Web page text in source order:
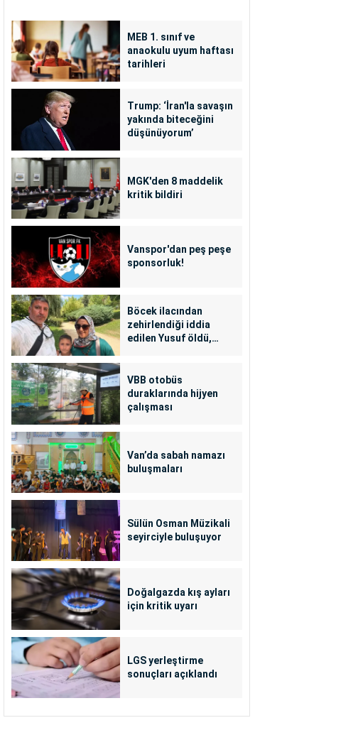
MEB 1. sınıf ve
anaokulu uyum haftası
tarihleri
Trump: ‘İran'la savaşın
yakında biteceğini
düşünüyorum’
MGK'den 8 maddelik
kritik bildiri
Vanspor'dan peş peşe
sponsorluk!
Böcek ilacından
zehirlendiği iddia
edilen Yusuf öldü,
VBB otobüs
duraklarında hijyen
çalışması
Van’da sabah namazı
buluşmaları
Sülün Osman Müzikali
seyirciyle buluşuyor
Doğalgazda kış ayları
için kritik uyarı
LGS yerleştirme
sonuçları açıklandı